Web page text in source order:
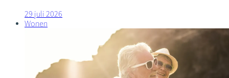
29 juli 2026
Wonen